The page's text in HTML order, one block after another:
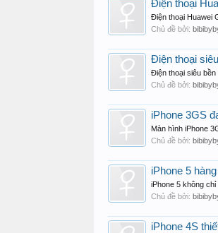
Điện thoại
Điện thoại Huawei
Chủ đề bởi:
Điện thoại
Điện thoại siêu
Chủ đề bởi:
iPhone 3GS
Màn hình iPhone
Chủ đề bởi:
iPhone 5
iPhone 5 không
Chủ đề bởi:
iPhone 4S